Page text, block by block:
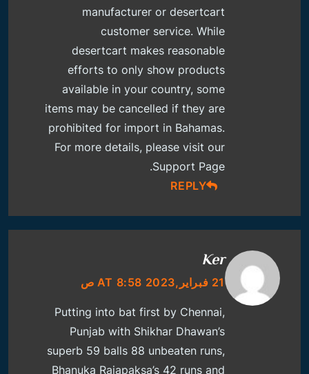
manufacturer or desertcart
customer service. While
desertcart makes reasonable
efforts to only show products
available in your country, some
items may be cancelled if they are
prohibited for import in Bahamas.
For more details, please visit our
Support Page.
REPLY
Ker
21 فبراير,2023 AT 8:58 ص
Putting into bat first by Chennai,
Punjab with Shikhar Dhawan’s
superb 59 balls 88 unbeaten runs,
Bhanuka Rajapaksa’s 42 runs and